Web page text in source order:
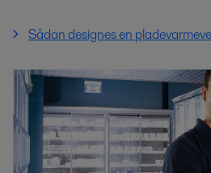
Sådan designes en